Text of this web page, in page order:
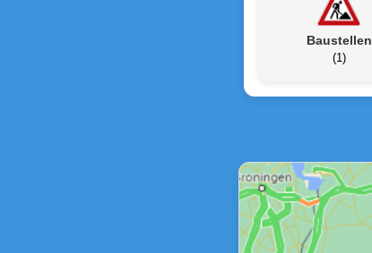
Baustellen
(1)